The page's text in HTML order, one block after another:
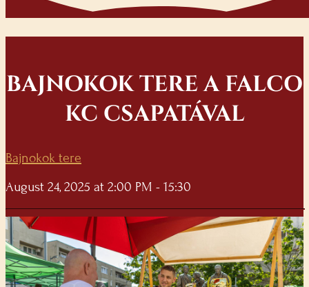
BAJNOKOK TERE A FALCO
KC CSAPATÁVAL
Bajnokok tere
August 24, 2025 at 2:00 PM - 15:30